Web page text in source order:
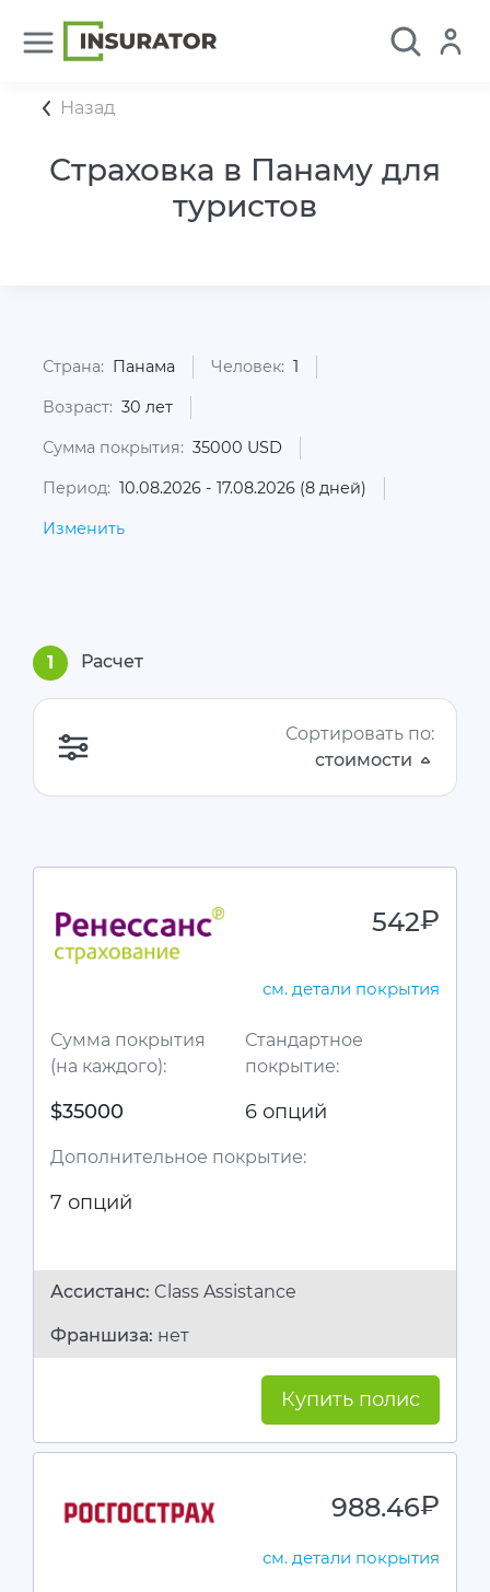
Назад
Страховка в Панаму для
туристов
Страна: Панама Человек: 1
Возраст: 30 лет
Сумма покрытия: 35000 USD
Период: 10.08.2026 - 17.08.2026 (8 дней)
Изменить
1 Расчет
Сортировать по:
стоимости
542руб.
см. детали покрытия
Сумма покрытия
(на каждого):
$35000
Стандартное
покрытие:
6 опций
Дополнительное покрытие:
7 опций
Ассистанc: Class Assistance
Франшиза: нет
Купить полис
988.46руб.
см. детали покрытия